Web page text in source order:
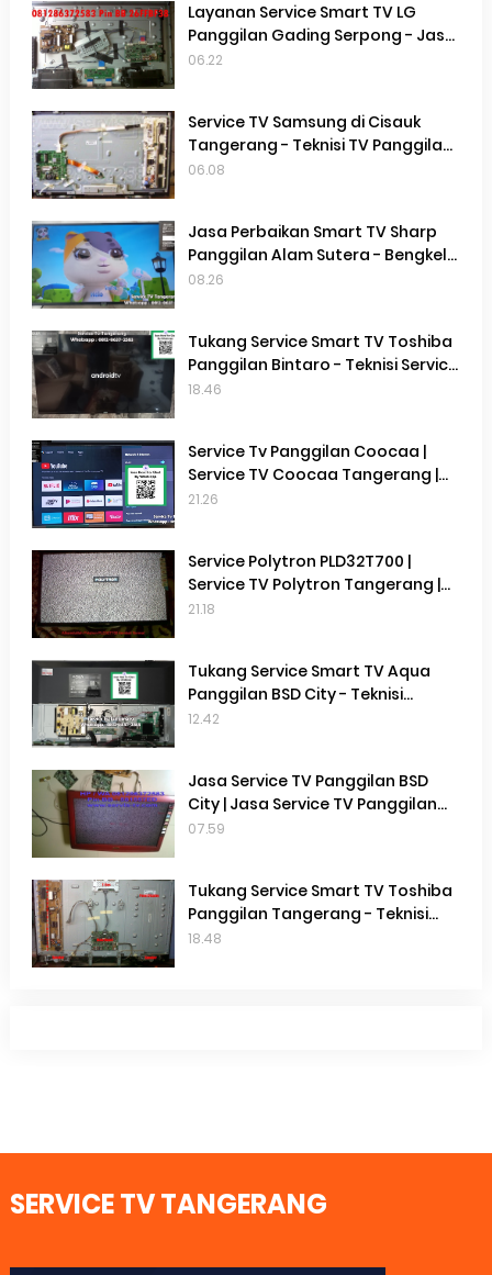
Layanan Service Smart TV LG
Panggilan Gading Serpong - Jasa
Service Smart TV LG Panggilan
06.22
Service TV Samsung di Cisauk
Tangerang - Teknisi TV Panggilan
Terdekat Di Cisauk Tangerang
06.08
Jasa Perbaikan Smart TV Sharp
Panggilan Alam Sutera - Bengkel
Service Smart TV Sharp Panggilan
08.26
Tukang Service Smart TV Toshiba
Panggilan Bintaro - Teknisi Service
Smart TV Toshiba Terdekat
18.46
Service Tv Panggilan Coocaa |
Service TV Coocaa Tangerang |
Service TV Terdekat di Gading
21.26
Service Polytron PLD32T700 |
Service TV Polytron Tangerang |
Service Tv Terdekat Gading
21.18
Tukang Service Smart TV Aqua
Panggilan BSD City - Teknisi
Service Smart TV Aqua Terdekat
12.42
Jasa Service TV Panggilan BSD
City | Jasa Service TV Panggilan
Gading Serpong | Jasa Service Tv
07.59
Tukang Service Smart TV Toshiba
Panggilan Tangerang - Teknisi
Service Smart TV Toshiba
18.48
SERVICE TV TANGERANG